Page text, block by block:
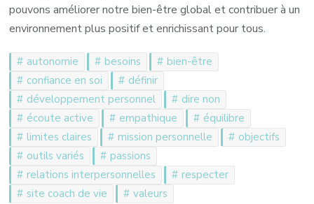
pouvons améliorer notre bien-être global et contribuer à un
environnement plus positif et enrichissant pour tous.
autonomie besoins
bien-être
confiance en soi
définir
développement personnel
dire non
écoute active
empathique
équilibre
limites claires
mission personnelle
objectifs
outils variés
passions
relations interpersonnelles
respecter
site coach de vie
valeurs